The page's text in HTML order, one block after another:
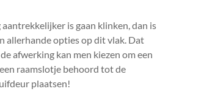
is gaan klinken, dan is
allerhande opties op dit vlak. Dat
afwerking kan men kiezen om een
raamslotje behoord tot de
plaatsen!